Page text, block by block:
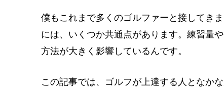
僕もこれまで多くのゴルファーと接してき
には、いくつか共通点があります。練習量
方法が大きく影響しているんです。
この記事では、ゴルフが上達する人となか